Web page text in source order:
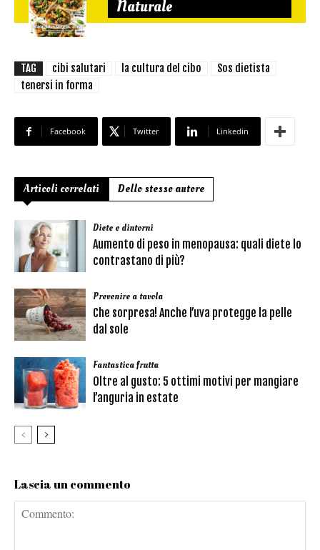
Naturale
TAG cibi salutari la cultura del cibo
Sos dietista
tenersi in forma
Facebook Twitter Linkedin
Articoli correlati Dello stesso autore
Diete e dintorni
Aumento di peso in menopausa: quali diete lo
contrastano di più?
Prevenire a tavola
Che sorpresa! Anche l’uva protegge la pelle
dal sole
Fantastica frutta
Oltre al gusto: 5 ottimi motivi per mangiare
l’anguria in estate
Lascia un commento